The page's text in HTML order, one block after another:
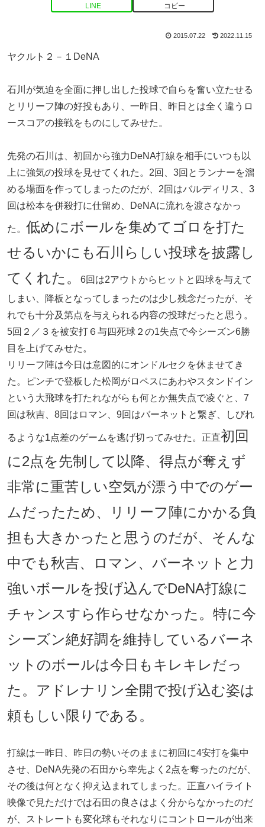
LINE コピー
2015.07.22 2022.11.15
ヤクルト２－１DeNA
石川が気迫を全面に押し出した投球で自らを奮い立たせる
とリリーフ陣の好投もあり、一昨日、昨日とは全く違うロ
ースコアの接戦をものにしてみせた。
先発の石川は、初回から強力DeNA打線を相手にいつも以
上に強気の投球を見せてくれた。2回、3回とランナーを溜
める場面を作ってしまったのだが、2回はバルディリス、3
回は松本を併殺打に仕留め、DeNAに流れを渡さなかっ
た。 低めにボールを集めてゴロを打た
せるいかにも石川らしい投球を披露し
てくれた。
6回は2アウトからヒットと四球を与えて
しまい、降板となってしまったのは少し残念だったが、そ
れでも十分及第点を与えられる内容の投球だったと思う。
5回２／３を被安打６与四死球２の1失点で今シーズン6勝
目を上げてみせた。
リリーフ陣は今日は意図的にオンドルセクを休ませてき
た。ピンチで登板した松岡がロペスにあわやスタンドイン
という大飛球を打たれながらも何とか無失点で凌ぐと、7
回は秋吉、8回はロマン、9回はバーネットと繋ぎ、しびれ
るような1点差のゲームを逃げ切ってみせた。正直初回
に2点を先制して以降、得点が奪えず
非常に重苦しい空気が漂う中でのゲー
ムだったため、リリーフ陣にかかる負
担も大きかったと思うのだが、そんな
中でも秋吉、ロマン、バーネットと力
強いボールを投げ込んでDeNA打線に
チャンスすら作らせなかった。特に今
シーズン絶好調を維持しているバーネ
ットのボールは今日もキレキレだっ
た。アドレナリン全開で投げ込む姿は
頼もしい限りである。
打線は一昨日、昨日の勢いそのままに初回に4安打を集中
させ、DeNA先発の石田から幸先よく2点を奪ったのだが、
その後は何となく抑え込まれてしまった。正直ハイライト
映像で見ただけでは石田の良さはよく分からなかったのだ
が、ストレートも変化球もそれなりにコントロールが出来